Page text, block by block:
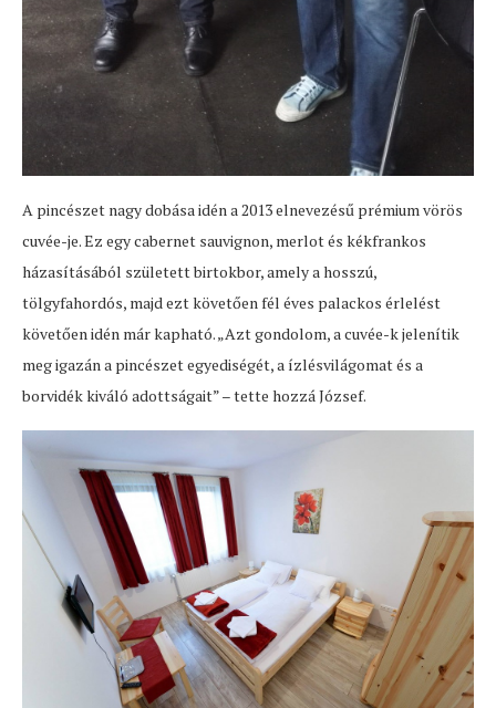
A pincészet nagy dobása idén a 2013 elnevezésű prémium vörös
cuvée-je. Ez egy cabernet sauvignon, merlot és kékfrankos
házasításából született birtokbor, amely a hosszú,
tölgyfahordós, majd ezt követően fél éves palackos érlelést
követően idén már kapható. „Azt gondolom, a cuvée-k jelenítik
meg igazán a pincészet egyediségét, a ízlésvilágomat és a
borvidék kiváló adottságait” – tette hozzá József.